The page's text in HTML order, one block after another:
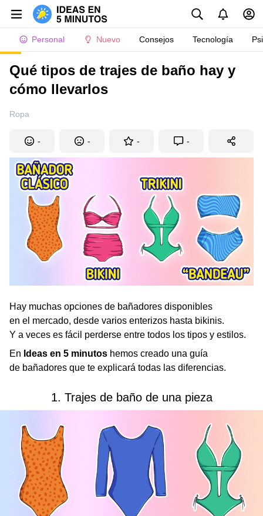
Personal Nuevo Consejos Tecnología
Qué tipos de trajes de baño hay y
cómo llevarlos
Ropa
- - - -
Hay muchas opciones de bañadores disponibles
en el mercado, desde varios enterizos hasta bikinis.
Y a veces es fácil perderse entre todos los tipos y estilos.
En Ideas en 5 minutos hemos creado una guía
de bañadores que te explicará todas las diferencias.
1. Trajes de baño de una pieza